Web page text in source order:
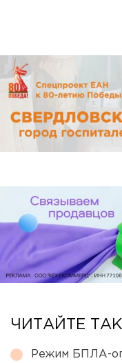
ЧИТАЙТЕ
Режим БПЛА-